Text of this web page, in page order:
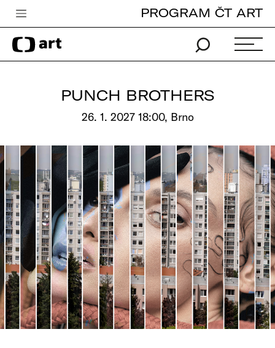
Česká televize
Zpravodajství
Pro děti
edu
Vše o ČT
PROGRAM ČT ART
PUNCH BROTHERS
26. 1. 2027 18:00, Brno